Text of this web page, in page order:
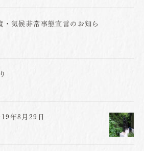
気候非常事態宣言のお知ら
年8月29日